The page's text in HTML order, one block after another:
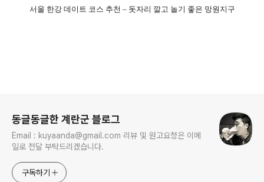
서울 한강 데이트 코스 추천 – 돗자리 깔고 놀기 좋은 망원지구
동글동글한 계란군 블로그
Email : kuyaanda@gmail.com 리뷰 및 원고요청은 이메
일로 전달 부탁드리겠습니다.
구독하기